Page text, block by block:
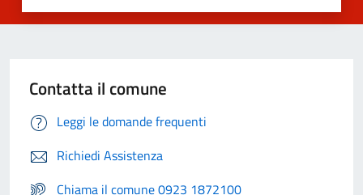
Contatta il comune
Leggi le domande frequenti
Richiedi Assistenza
Chiama il comune 0923 1872100